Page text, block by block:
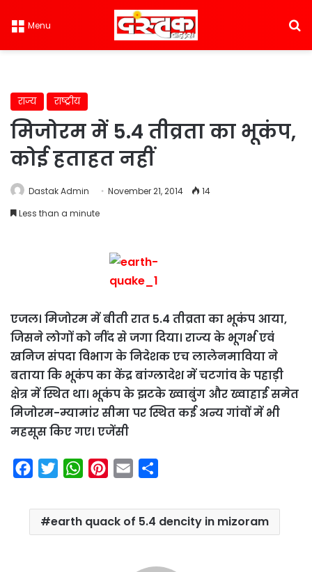
Menu
राज्य राष्ट्रीय
मिजोरम में 5.4 तीव्रता का भूकंप,
कोई हताहत नहीं
Dastak Admin November 21, 2014
14
Less than a minute
एजल। मिजोरम में बीती रात 5.4 तीव्रता का भूकंप आया,
जिसने लोगों को नींद से जगा दिया। राज्य के भूगर्भ एवं
खनिज संपदा विभाग के निदेशक एच लालेनमाविया ने
बताया कि भूकंप का केंद्र बांग्लादेश में चटगांव के पहाड़ी
क्षेत्र में स्थित था। भूकंप के झटके ख्वाबुंग और ख्वाहाई समेत
मिजोरम-म्यामांर सीमा पर स्थित कई अन्य गांवों में भी
महसूस किए गए। एजेंसी
c
i
t
W
a
t
n
t
a
i
a
r
earth quack of 5.4 dencity in mizoram